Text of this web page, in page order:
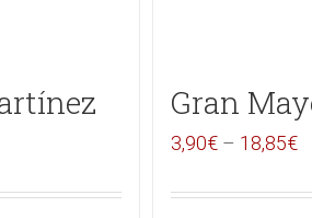
Gran
3,90€ – 18,85€